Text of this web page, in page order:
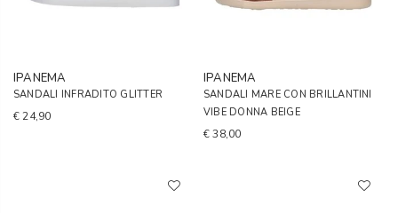
IPANEMA
SANDALI INFRADITO GLITTER
€ 24,90
IPANEMA
SANDALI MARE CON BRILLANTINI
VIBE DONNA BEIGE
€ 38,00